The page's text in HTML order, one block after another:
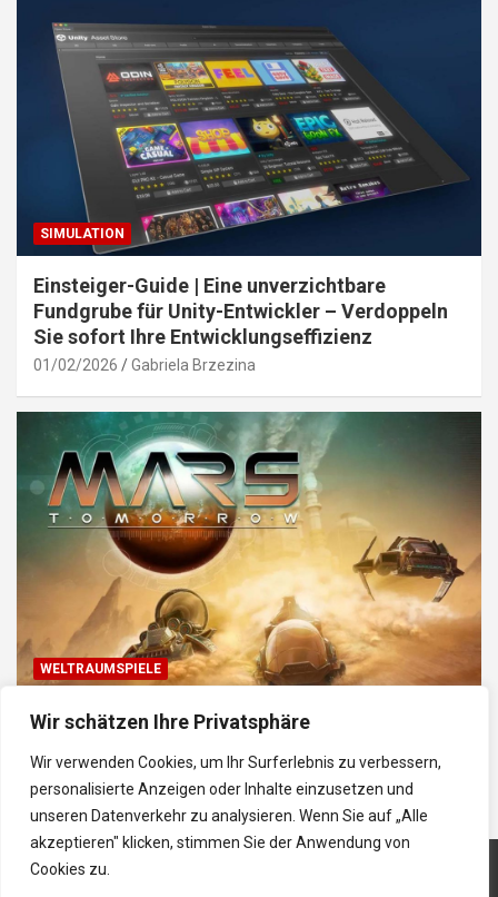
Wir schätzen Ihre Privatsphäre
Wir verwenden Cookies, um Ihr Surferlebnis zu verbessern,
personalisierte Anzeigen oder Inhalte einzusetzen und
unseren Datenverkehr zu analysieren. Wenn Sie auf „Alle
akzeptieren" klicken, stimmen Sie der Anwendung von
Cookies zu.
SIMULATION
Einsteiger-Guide | Eine unverzichtbare
Fundgrube für Unity-Entwickler – Verdoppeln
Sie sofort Ihre Entwicklungseffizienz
01/02/2026 Gabriela Brzezina
WELTRAUMSPIELE
Top Weltraum-Browser-Spiele: Erkunde, baue
Copyright © 2026